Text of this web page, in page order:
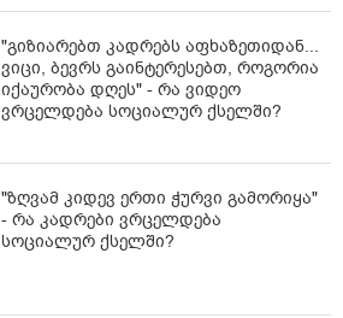
"გიზიარებთ კადრებს აფხაზეთიდან...
ვიცი, ბევრს გაინტერესებთ, როგორია
იქაურობა დღეს" - რა ვიდეო
ვრცელდება სოციალურ ქსელში?
"ზღვამ კიდევ ერთი ჭურვი გამორიყა"
- რა კადრები ვრცელდება
სოციალურ ქსელში?